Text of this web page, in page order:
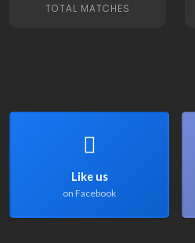
TOTAL MATCHES
Like us
on Facebook